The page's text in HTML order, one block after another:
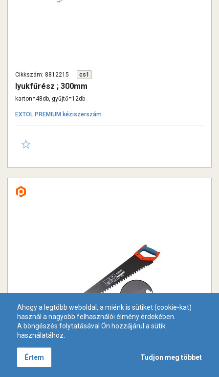
Cikkszám: 8812215 cs1
lyukfűrész ; 300mm
karton=48db, gyűjtő=12db
EXTOL PREMIUM kéziszerszám
Ahogy a legtöbb weboldal, a miénk is sütiket (cookie-kat)
használ a nagyobb felhasználói élmény érdekében.
A böngészés folytatásával Ön hozzájárul a sütik
használatához.
Értem Tudjon meg többet